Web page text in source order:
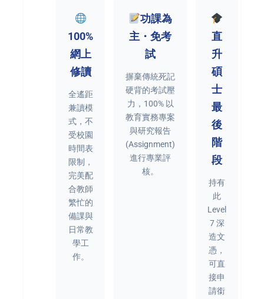
100%
網上
修讀
全遙距
兼讀模
式，不
受校園
時間表
限制，
完美配
合教師
繁忙的
備課與
日常教
學工
作。
功課為
主・免考
試
摒棄傳統死記
硬背的考試壓
力，100% 以
教育實務專案
與研究報告
(Assignment)
進行專業評
核。
直
升
碩
士
最
後
階
段
持有
此
Level
7 深
造文
憑，
可直
接申
請銜